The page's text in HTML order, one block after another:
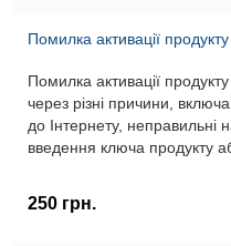
Помилка активації
Помилка активації
через різні причини,
до Інтернету,
введення ключа продукту
250 грн.